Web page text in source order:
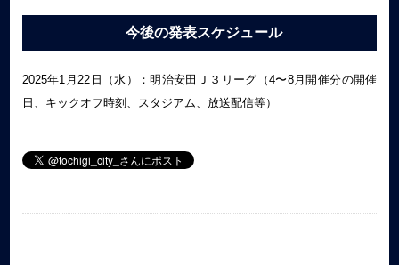
今後の発表スケジュール
2025年1月22日（水）：明治安田Ｊ３リーグ（4〜8月開催分の開催
日、キックオフ時刻、スタジアム、放送配信等）